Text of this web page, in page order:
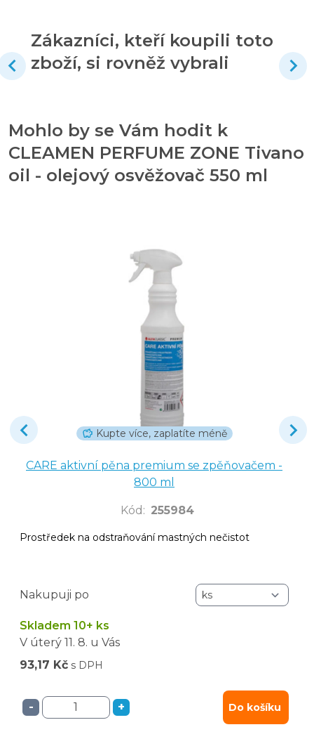
Zákazníci, kteří koupili toto
zboží, si rovněž vybrali
Mohlo by se Vám hodit k
CLEAMEN PERFUME ZONE Tivano
oil - olejový osvěžovač 550 ml
Kupte více, zaplatíte méně
CARE aktivní pěna premium se zpěňovačem -
800 ml
Kód : 255984
Prostředek na odstraňování mastných nečistot
Nakupuji po
Skladem 10+ ks
V úterý 11. 8. u Vás
93,17 Kč s DPH
- + Do košíku